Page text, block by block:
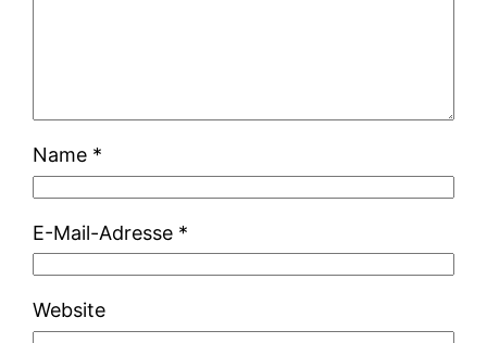
Name *
E-Mail-Adresse *
Website